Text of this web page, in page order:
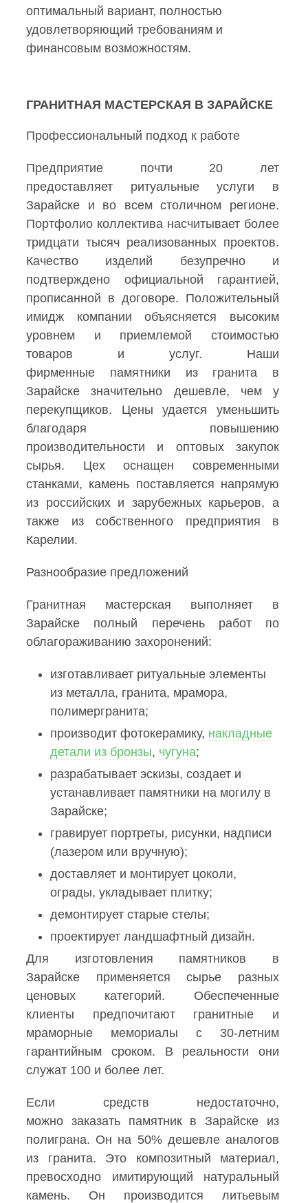
оптимальный вариант, полностью
удовлетворяющий требованиям и
финансовым возможностям.
ГРАНИТНАЯ МАСТЕРСКАЯ В ЗАРАЙСКЕ
Профессиональный подход к работе
Предприятие почти 20 лет
предоставляет ритуальные услуги в
Зарайске и во всем столичном регионе.
Портфолио коллектива насчитывает более
тридцати тысяч реализованных проектов.
Качество изделий безупречно и
подтверждено официальной гарантией,
прописанной в договоре. Положительный
имидж компании объясняется высоким
уровнем и приемлемой стоимостью
товаров и услуг. Наши
фирменные памятники из гранита в
Зарайске значительно дешевле, чем у
перекупщиков. Цены удается уменьшить
благодаря повышению
производительности и оптовых закупок
сырья. Цех оснащен современными
станками, камень поставляется напрямую
из российских и зарубежных карьеров, а
также из собственного предприятия в
Карелии.
Разнообразие предложений
Гранитная мастерская выполняет в
Зарайске полный перечень работ по
облагораживанию захоронений:
изготавливает ритуальные элементы
из металла, гранита, мрамора,
полимергранита;
производит фотокерамику, накладные
детали из бронзы, чугуна;
разрабатывает эскизы, создает и
устанавливает памятники на могилу в
Зарайске;
гравирует портреты, рисунки, надписи
(лазером или вручную);
доставляет и монтирует цоколи,
ограды, укладывает плитку;
демонтирует старые стелы;
проектирует ландшафтный дизайн.
Для изготовления памятников в
Зарайске применяется сырье разных
ценовых категорий. Обеспеченные
клиенты предпочитают гранитные и
мраморные мемориалы с 30-летним
гарантийным сроком. В реальности они
служат 100 и более лет.
Если средств недостаточно,
можно заказать памятник в Зарайске из
полиграна. Он на 50% дешевле аналогов
из гранита. Это композитный материал,
превосходно имитирующий натуральный
камень. Он производится литьевым